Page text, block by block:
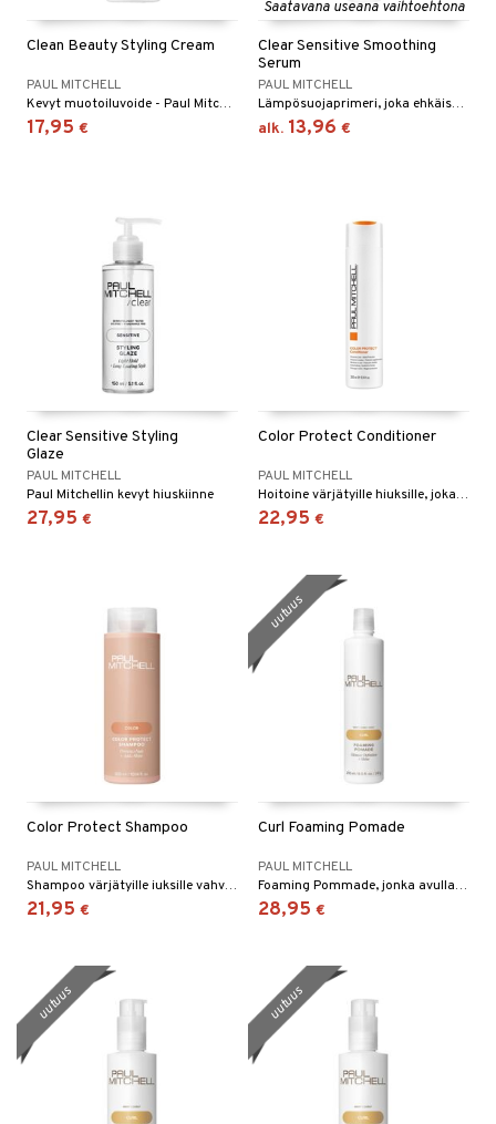
Clean Beauty Styling Cream
PAUL MITCHELL
Kevyt muotoiluvoide - Paul Mitchell
17,95 €
Saatavana useana vaihtoehtona
Clear Sensitive Smoothing
Serum
PAUL MITCHELL
Lämpösuojaprimeri, joka ehkäisee pörröisyyttä.
alk. 13,96 €
Clear Sensitive Styling
Glaze
PAUL MITCHELL
Paul Mitchellin kevyt hiuskiinne
27,95 €
Color Protect Conditioner
PAUL MITCHELL
Hoitoine värjätyille hiuksille, joka selvittää ja korjaa sekä ylläpitää väriä.
22,95 €
Color Protect Shampoo
PAUL MITCHELL
Shampoo värjätyille iuksille vahvistaa, antaa kimmoisuutta ja täyteläisyyttä.
21,95 €
Curl Foaming Pomade
PAUL MITCHELL
Foaming Pommade, jonka avulla hallitset kiharia tai taipuisia hiuksia.
28,95 €
uutuus
uutuus uutuus